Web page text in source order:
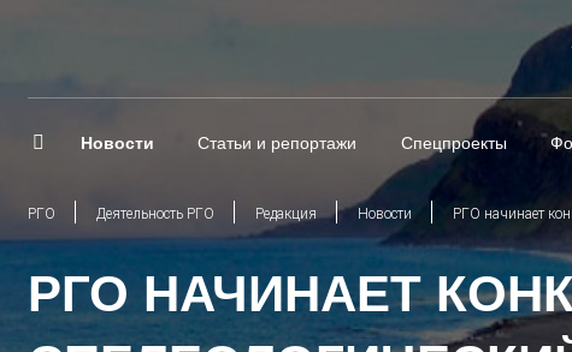
Новости Статьи и репортажи Спецпроекты
РГО Деятельность РГО Редакция Новости РГО начинает
РГО НАЧИНАЕТ